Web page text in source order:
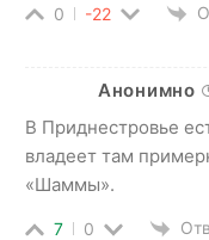
0 -22
Анонимно
В Приднестровье
владеет там
«Шаммы».
7 0